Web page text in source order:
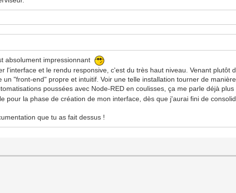
absolument impressionnant
l'interface et le rendu responsive, c'est du très haut niveau. Venant plutôt
"front-end" propre et intuitif. Voir une telle installation tourner de
poussées avec Node-RED en coulisses, ça me parle déjà
pour la phase de création de mon interface, dès que j'aurai fini de
que tu as fait dessus !